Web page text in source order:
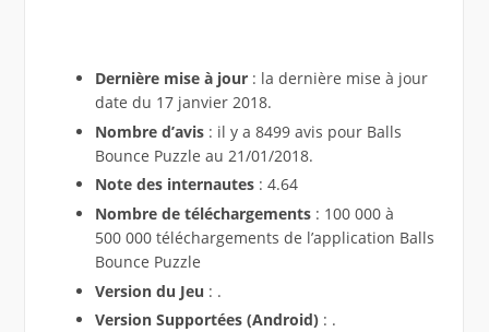
Dernière mise à jour: la dernière mise à jour
date du 17 janvier 2018.
Nombre d’avis: il y a 8499 avis pour Balls
Bounce Puzzle au 21/01/2018.
Note des internautes: 4.64
Nombre de téléchargements : 100 000 à
500 000 téléchargements de l’application Balls
Bounce Puzzle
Version du Jeu : .
Version Supportées (Android): .